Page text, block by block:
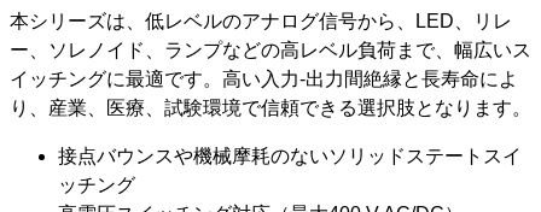
本シリーズは、低レベルのアナログ信号から、LED、リレ
ー、ソレノイド、ランプなどの高レベル負荷まで、幅広いス
イッチングに最適です。高い入力-出力間絶縁と長寿命によ
り、産業、医療、試験環境で信頼できる選択肢となります。
接点バウンスや機械摩耗のないソリッドステートスイ
ッチング